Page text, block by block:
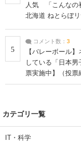
人気 「こんなの
北海道 ねとらぼ
5
コメント数： 3
【バレーボール
している「日本
票実施中】（投票
カテゴリ一覧
IT・科学